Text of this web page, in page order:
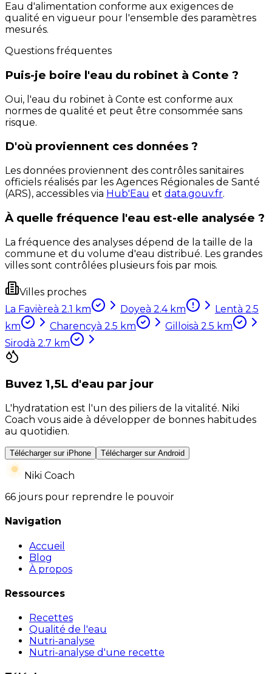
Eau d'alimentation conforme aux exigences de
qualité en vigueur pour l'ensemble des paramètres
mesurés.
Questions fréquentes
Puis-je boire l'eau du robinet à Conte ?
Oui, l'eau du robinet à Conte est conforme aux
normes de qualité et peut être consommée sans
risque.
D'où proviennent ces données ?
Les données proviennent des contrôles sanitaires
officiels réalisés par les Agences Régionales de Santé
(ARS), accessibles via Hub'Eau et data.gouv.fr.
À quelle fréquence l'eau est-elle analysée ?
La fréquence des analyses dépend de la taille de la
commune et du volume d'eau distribué. Les grandes
villes sont contrôlées plusieurs fois par mois.
Villes proches
La Favièreà 2.1 km Doyeà 2.4km Lentà 2.5
km
Charencyà 2.5 km Gilloisà 2.5 km
Sirodà 2.7 km
Buvez 1,5L d'eau par jour
L'hydratation est l'un des piliers de la vitalité. Niki
Coach vous aide à développer de bonnes habitudes
au quotidien.
Télécharger sur iPhone Télécharger sur Android
Niki Coach
66 jours pour reprendre le pouvoir
Navigation
Accueil
Blog
À propos
Ressources
Recettes
Qualité de l'eau
Nutri-analyse
Nutri-analyse d'une recette